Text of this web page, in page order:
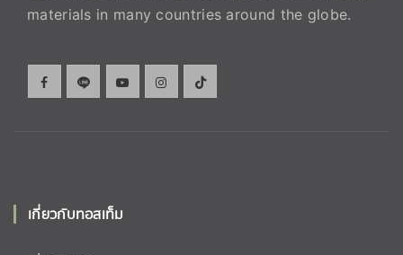
TMD (Khon Kaen) Co.,Ltd.
materials in many countries around the globe.
เกี่ยวกับทอสเท็ม